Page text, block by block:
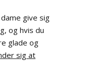
og hvis du
glade og
sig at